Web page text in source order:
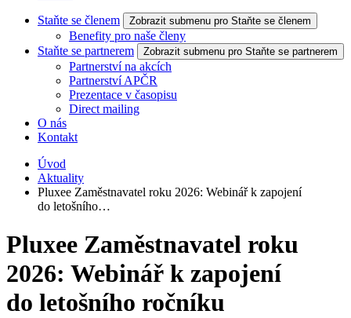
Staňte se členem Zobrazit submenu pro Staňte se členem
Benefity pro naše členy
Staňte se partnerem
Zobrazit submenu pro Staňte se partnerem
Partnerství na akcích
Partnerství APČR
Prezentace v časopisu
Direct mailing
O nás
Kontakt
Úvod
Aktuality
Pluxee Zaměstnavatel roku 2026: Webinář k zapojení
do letošního…
Pluxee Zaměstnavatel roku
2026: Webinář k zapojení
do letošního ročníku